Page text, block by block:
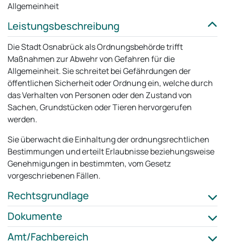
Allgemeinheit
Leistungsbeschreibung
Die Stadt Osnabrück als Ordnungsbehörde trifft
Maßnahmen zur Abwehr von Gefahren für die
Allgemeinheit. Sie schreitet bei Gefährdungen der
öffentlichen Sicherheit oder Ordnung ein, welche durch
das Verhalten von Personen oder den Zustand von
Sachen, Grundstücken oder Tieren hervorgerufen
werden.
Sie überwacht die Einhaltung der ordnungsrechtlichen
Bestimmungen und erteilt Erlaubnisse beziehungsweise
Genehmigungen in bestimmten, vom Gesetz
vorgeschriebenen Fällen.
Rechtsgrundlage
Dokumente
Amt/Fachbereich